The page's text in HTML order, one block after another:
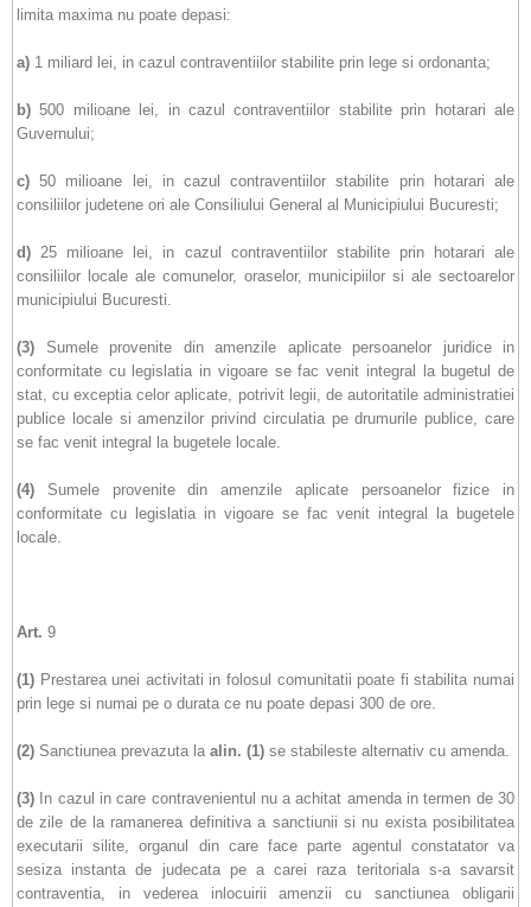
limita maxima nu poate depasi:
a) 1 miliard lei, in cazul contraventiilor stabilite prin lege si ordonanta;
b)500 milioane lei, in cazul contraventiilor stabilite prin hotarari ale
Guvernului;
c)50 milioane lei, in cazul contraventiilor stabilite prin hotarari ale
consiliilor judetene ori ale Consiliului General al Municipiului Bucuresti;
d)25 milioane lei, in cazul contraventiilor stabilite prin hotarari ale
consiliilor locale ale comunelor, oraselor, municipiilor si ale sectoarelor
municipiului Bucuresti.
(3) Sumele provenite din amenzile aplicate persoanelor juridice in
conformitate cu legislatia in vigoare se fac venit integral la bugetul de
stat, cu exceptia celor aplicate, potrivit legii, de autoritatile administratiei
publice locale si amenzilor privind circulatia pe drumurile publice, care
se fac venit integral la bugetele locale.
(4) Sumele provenite din amenzile aplicate persoanelor fizice in
conformitate cu legislatia in vigoare se fac venit integral la bugetele
locale.
Art. 9
(1) Prestarea unei activitati in folosul comunitatii poate fi stabilita numai
prin lege si numai pe o durata ce nu poate depasi 300 de ore.
(2) Sanctiunea prevazuta la alin. (1) se stabileste alternativ cu amenda.
(3) In cazul in care contravenientul nu a achitat amenda in termen de 30
de zile de la ramanerea definitiva a sanctiunii si nu exista posibilitatea
executarii silite, organul din care face parte agentul constatator va
sesiza instanta de judecata pe a carei raza teritoriala s-a savarsit
contraventia, in vederea inlocuirii amenzii cu sanctiunea obligarii